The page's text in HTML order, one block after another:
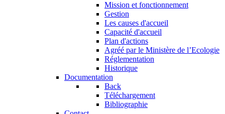
Mission et fonctionnement
Gestion
Les causes d'accueil
Capacité d'accueil
Plan d'actions
Agréé par le Ministère de l’Ecologie
Réglementation
Historique
Documentation
Back
Téléchargement
Bibliographie